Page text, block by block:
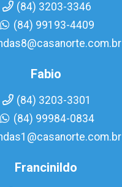
(84) 3203-3346
(84) 99193-4409
Fabio
(84) 3203-3301
(84) 99984-0834
Francinildo